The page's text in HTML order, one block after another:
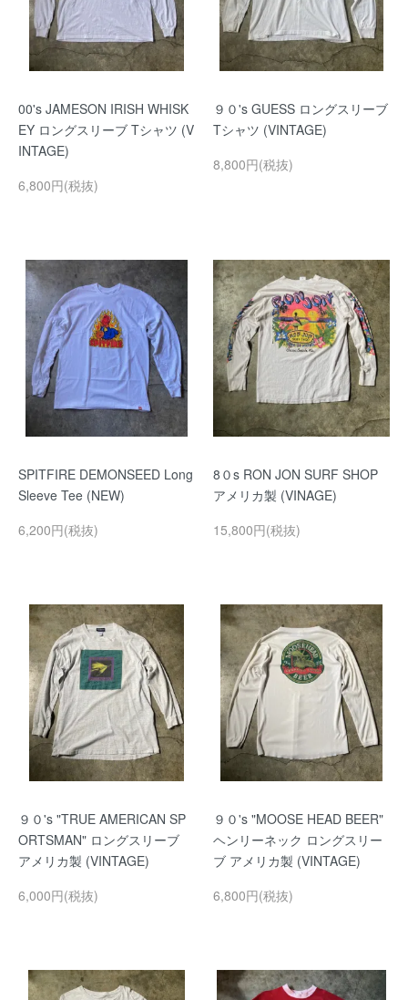
00's JAMESON IRISH WHISK
EY ロングスリーブ Tシャツ (V
INTAGE)
6,800円(税抜)
９０'s GUESS ロングスリーブ
Tシャツ (VINTAGE)
8,800円(税抜)
SPITFIRE DEMONSEED Long
Sleeve Tee (NEW)
6,200円(税抜)
8０s RON JON SURF SHOP
アメリカ製 (VINAGE)
15,800円(税抜)
９０'s "TRUE AMERICAN SP
ORTSMAN" ロングスリーブ
アメリカ製 (VINTAGE)
6,000円(税抜)
９０'s "MOOSE HEAD BEER"
ヘンリーネック ロングスリー
ブ アメリカ製 (VINTAGE)
6,800円(税抜)